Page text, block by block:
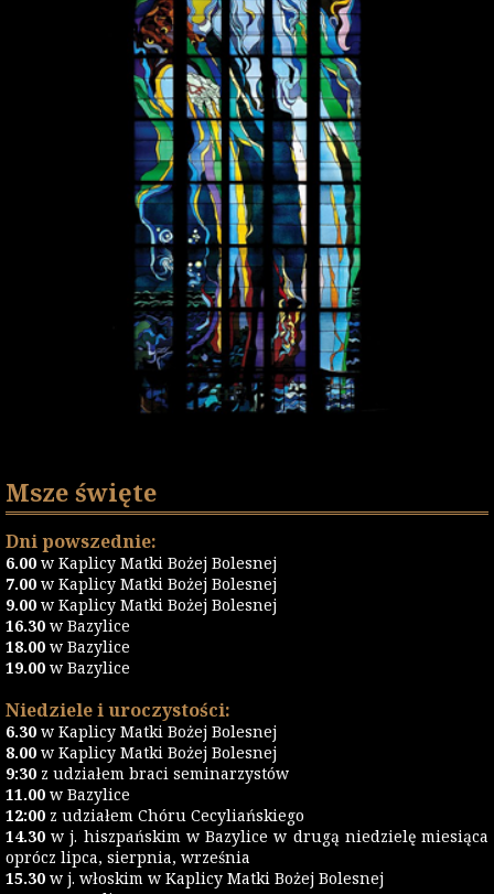
Msze święte
Dni powszednie:
6.00 w Kaplicy Matki Bożej Bolesnej
7.00 w Kaplicy Matki Bożej Bolesnej
9.00 w Kaplicy Matki Bożej Bolesnej
16.30 w Bazylice
18.00 w Bazylice
19.00 w Bazylice
Niedziele i uroczystości:
6.30 w Kaplicy Matki Bożej Bolesnej
8.00 w Kaplicy Matki Bożej Bolesnej
9:30 z udziałem braci seminarzystów
11.00 w Bazylice
12:00 z udziałem Chóru Cecyliańskiego
14.30 w j. hiszpańskim w Bazylice w drugą niedzielę miesiąca
oprócz lipca, sierpnia, września
15.30 w j. włoskim w Kaplicy Matki Bożej Bolesnej